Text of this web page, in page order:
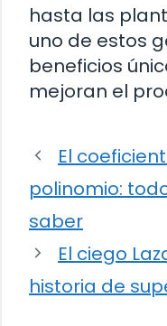
hasta las
uno de estos
beneficios
mejoran el
El
polinomio:
saber
El ciego
historia de